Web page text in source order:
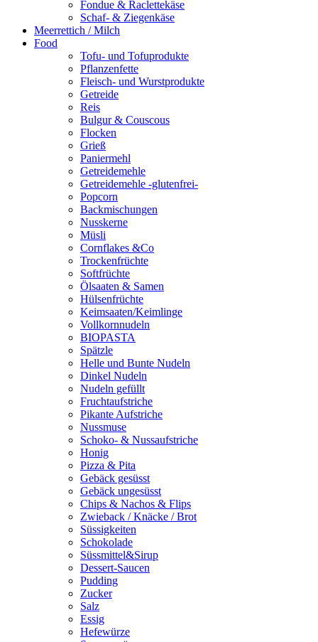
Fondue & Raclettekäse
Schaf- & Ziegenkäse
Meerrettich / Milch
Food
Tofu- und Tofuprodukte
Pflanzenfette
Fleisch- und Wurstprodukte
Getreide
Reis
Bulgur & Couscous
Flocken
Grieß
Paniermehl
Getreidemehle
Getreidemehle -glutenfrei-
Popcorn
Backmischungen
Nusskerne
Müsli
Cornflakes &Co
Trockenfrüchte
Softfrüchte
Ölsaaten & Samen
Hülsenfrüchte
Keimsaaten/Keimlinge
Vollkornnudeln
BIOPASTA
Spätzle
Helle und Bunte Nudeln
Dinkel Nudeln
Nudeln gefüllt
Fruchtaufstriche
Pikante Aufstriche
Nussmuse
Schoko- & Nussaufstriche
Honig
Pizza & Pita
Gebäck gesüsst
Gebäck ungesüsst
Chips & Nachos & Flips
Zwieback / Knäcke / Brot
Süssigkeiten
Schokolade
Süssmittel&Sirup
Dessert-Saucen
Pudding
Zucker
Salz
Essig
Hefewürze